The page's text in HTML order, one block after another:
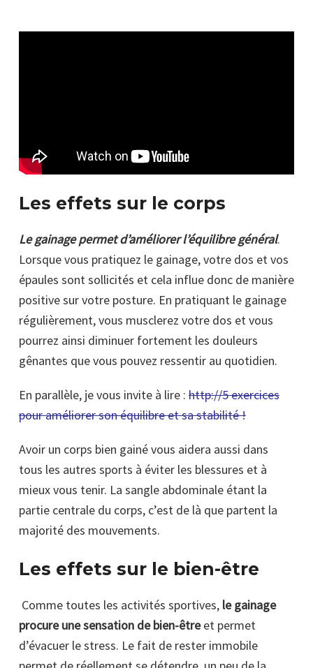
Les effets sur le corps
Le gainage permet d’améliorer l’équilibre général.
Lorsque vous pratiquez le gainage, votre dos et vos
épaules sont sollicités et cela influe donc de manière
positive sur votre posture. En pratiquant le gainage
régulièrement, vous musclerez votre dos et vous
pourrez ainsi diminuer fortement les douleurs
gênantes que vous pouvez ressentir au quotidien.
En parallèle, je vous invite à lire : http://5 exercices
pour améliorer son équilibre et sa stabilité !
Avoir un corps bien gainé vous aidera aussi dans
tous les autres sports à éviter les blessures et à
mieux vous tenir. La sangle abdominale étant la
partie centrale du corps, c’est de là que partent la
majorité des mouvements.
Les effets sur le bien-être
Comme toutes les activités sportives, le gainage
procure une sensation de bien-êtreet permet
d’évacuer le stress. Le fait de rester immobile